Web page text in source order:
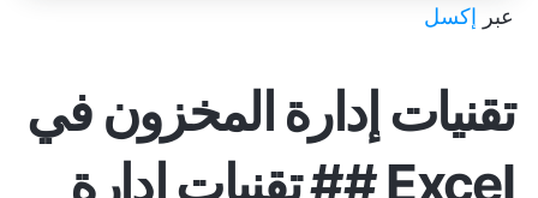
عبر إكسل
تقنيات إدارة المخزون في
Excel ## تقنيات إدارة